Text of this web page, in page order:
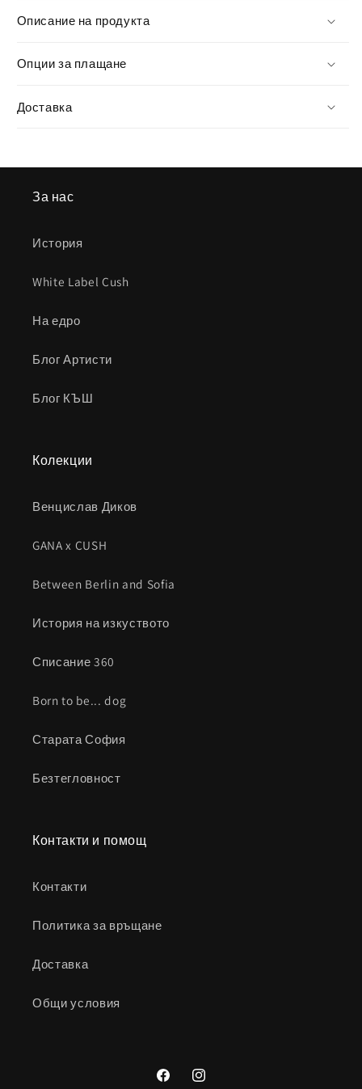
Описание на продукта
Опции за плащане
Доставка
За нас
История
White Label Cush
На едро
Блог Артисти
Блог КЪШ
Колекции
Венцислав Диков
GANA x CUSH
Between Berlin and Sofia
История на изкуството
Списание 360
Born to be... dog
Старата София
Безтегловност
Контакти и помощ
Контакти
Политика за връщане
Доставка
Общи условия
FacebookInstagram